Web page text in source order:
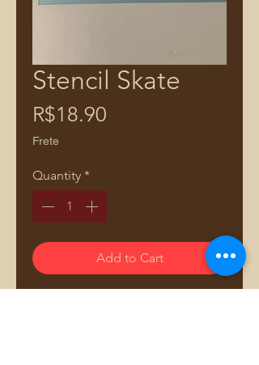
Stencil Skate
R$18.90
Frete
Quantity *
Add to Cart